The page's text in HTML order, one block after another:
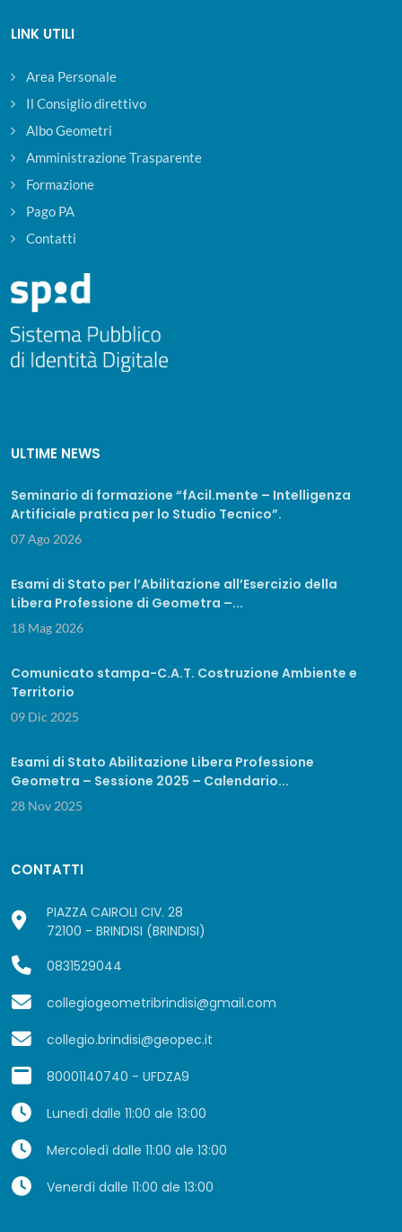
LINK UTILI
Area Personale
Il Consiglio direttivo
Albo Geometri
Amministrazione Trasparente
Formazione
Pago PA
Contatti
ULTIME NEWS
Seminario di formazione “fAcil.mente – Intelligenza
Artificiale pratica per lo Studio Tecnico”.
07 Ago 2026
Esami di Stato per l’Abilitazione all’Esercizio della
Libera Professione di Geometra –...
18 Mag 2026
Comunicato stampa-C.A.T. Costruzione Ambiente e
Territorio
09 Dic 2025
Esami di Stato Abilitazione Libera Professione
Geometra – Sessione 2025 – Calendario...
28 Nov 2025
CONTATTI
PIAZZA CAIROLI CIV. 28
72100 - BRINDISI (BRINDISI)
0831529044
collegiogeometribrindisi@gmail.com
collegio.brindisi@geopec.it
80001140740 - UFDZA9
Lunedì dalle 11:00 ale 13:00
Mercoledì dalle 11:00 ale 13:00
Venerdì dalle 11:00 ale 13:00